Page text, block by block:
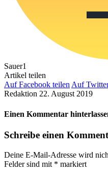
Sauer1
Artikel teilen
Auf Facebook teilen Auf
Redaktion 22. August 2019
Einen Kommentar
Schreibe einen
Deine E-Mail-Adresse wird
Felder sind mit * markiert